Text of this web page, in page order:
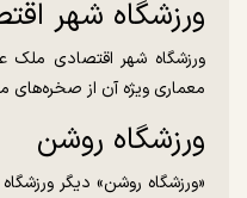
ورزشگاه شهر
ورزشگاه شهر اقتصادی ملک
معماری ویژه آن از صخره‌های
ورزشگاه روشن